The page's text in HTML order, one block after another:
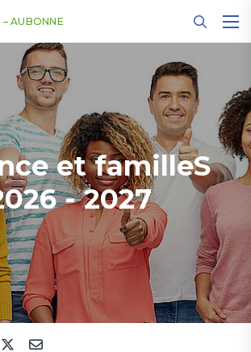
– AUBONNE
et familleS
- 2027
des cookies